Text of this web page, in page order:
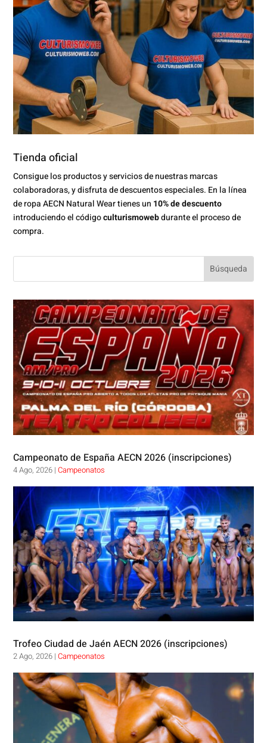
Tienda oficial
Consigue los productos y servicios de nuestras marcas
colaboradoras, y disfruta de descuentos especiales. En la línea
de ropa AECN Natural Wear tienes un 10% de descuento
introduciendo el códigoculturismowebdurante el proceso de
compra.
Campeonato de España AECN 2026 (inscripciones)
4 Ago, 2026 |Campeonatos
Trofeo Ciudad de Jaén AECN 2026 (inscripciones)
2 Ago, 2026 |Campeonatos